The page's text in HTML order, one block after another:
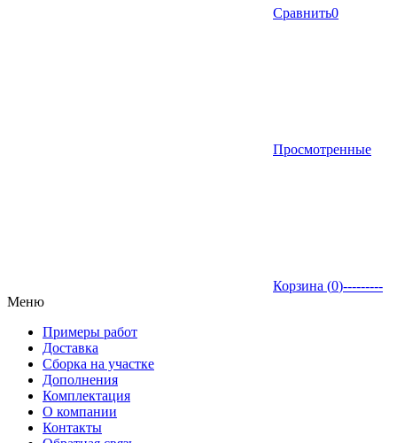
Сравнить0
Просмотренные
Корзина (0)---------
Меню
Примеры работ
Доставка
Сборка на участке
Дополнения
Комплектация
О компании
Контакты